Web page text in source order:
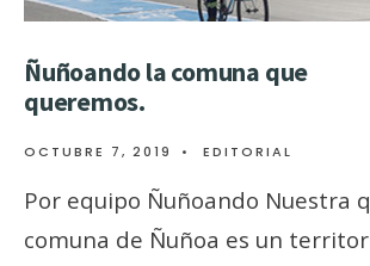
Ñuñoando la comuna que
queremos.
OCTUBRE 7, 2019 • EDITORIAL
Por equipo Ñuñoando Nuestra
comuna de Ñuñoa es un